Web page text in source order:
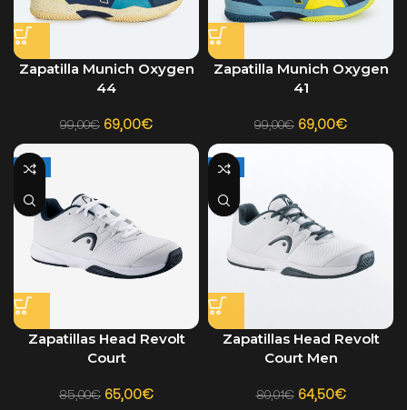
Zapatilla Munich Oxygen
44
99,00€ 69,00€
Zapatilla Munich Oxygen
41
99,00€ 69,00€
-24%
Zapatillas Head Revolt
Court
85,00€ 65,00€
-19%
Zapatillas Head Revolt
Court Men
80,01€ 64,50€